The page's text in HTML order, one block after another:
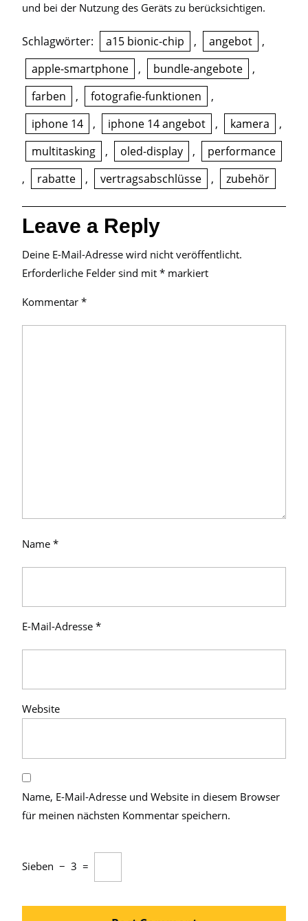
und bei der Nutzung des Geräts zu berücksichtigen.
Schlagwörter: a15 bionic-chip , angebot
,
apple-smartphone
, bundle-angebote
,
farben
, fotografie-funktionen
,
iphone 14
, iphone 14 angebot , kamera
,
multitasking
, oled-display ,
performance
,
rabatte , vertragsabschlüsse , zubehör
Leave a Reply
Deine E-Mail-Adresse wird nicht veröffentlicht.
Erforderliche Felder sind mit * markiert
Kommentar *
Name *
E-Mail-Adresse *
Website
Name, E-Mail-Adresse und Website in diesem Browser
für meinen nächsten Kommentar speichern.
Sieben − 3 =